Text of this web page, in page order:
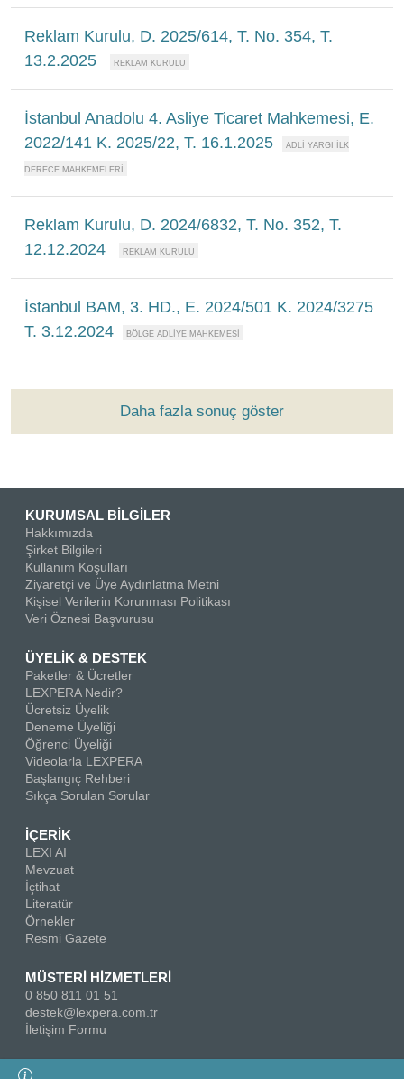
Reklam Kurulu, D. 2025/614, T. No. 354, T.
13.2.2025
İstanbul Anadolu 4. Asliye Ticaret Mahkemesi, E.
2022/141 K. 2025/22, T. 16.1.2025
Reklam Kurulu, D. 2024/6832, T. No. 352, T.
12.12.2024
İstanbul BAM, 3. HD., E. 2024/501 K. 2024/3275
T. 3.12.2024
Daha fazla sonuç göster
KURUMSAL BİLGİLER
Hakkımızda
Şirket Bilgileri
Kullanım Koşulları
Ziyaretçi ve Üye Aydınlatma Metni
Kişisel Verilerin Korunması Politikası
Veri Öznesi Başvurusu
ÜYELİK & DESTEK
Paketler & Ücretler
LEXPERA Nedir?
Ücretsiz Üyelik
Deneme Üyeliği
Öğrenci Üyeliği
Videolarla LEXPERA
Başlangıç Rehberi
Sıkça Sorulan Sorular
İÇERİK
LEXI AI
Mevzuat
İçtihat
Literatür
Örnekler
Resmi Gazete
MÜSTERİ HİZMETLERİ
0 850 811 01 51
destek@lexpera.com.tr
İletişim Formu
Bizi Takip Edin